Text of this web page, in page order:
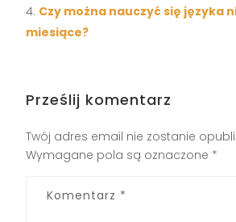
Czy można nauczyć się języka
miesiące?
Prześlij komentarz
Twój adres email nie zostanie
Wymagane pola są oznaczone *